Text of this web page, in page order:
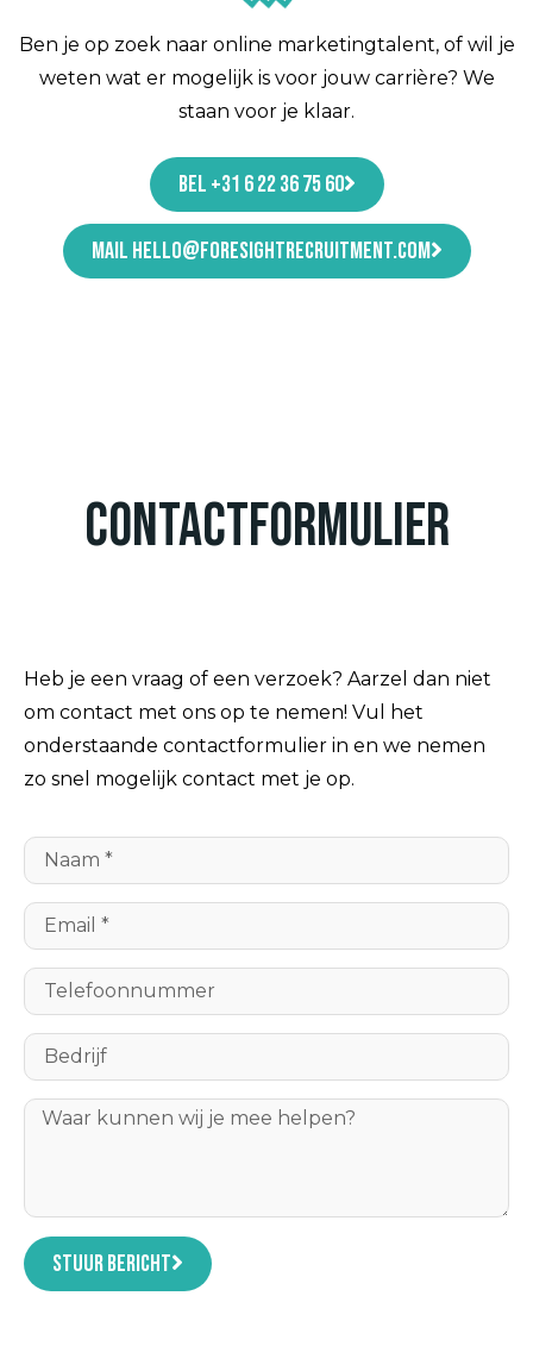
Ben je op zoek naar online marketingtalent, of wil je
weten wat er mogelijk is voor jouw carrière? We
staan voor je klaar.
Bel +31 6 22 36 75 60
Mail hello@foresightrecruitment.com
Contactformulier
Heb je een vraag of een verzoek? Aarzel dan niet
om contact met ons op te nemen! Vul het
onderstaande contactformulier in en we nemen
zo snel mogelijk contact met je op.
Stuur bericht